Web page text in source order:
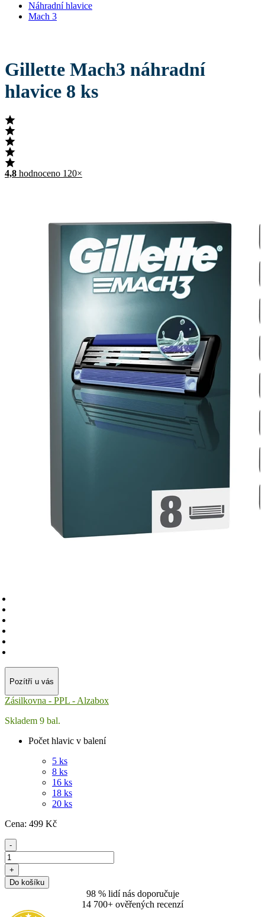
Náhradní hlavice
Mach 3
Gillette Mach3 náhradní
hlavice 8 ks
4,8 hodnoceno 120×
Pozítří u vás
Zásilkovna - PPL - Alzabox
Skladem 9 bal.
Počet hlavic v balení
5 ks
8 ks
16 ks
18 ks
20 ks
Cena: 499 Kč
-
+
Do košíku
98 % lidí nás doporučuje
14 700+ ověřených recenzí